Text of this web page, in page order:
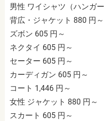
男性 ワイシャツ（ハンガ
背広・ジャケット 880 円～
ズボン 605 円～
ネクタイ 605 円～
セーター 605 円～
カーディガン 605 円～
コート 1,446 円～
女性 ジャケット 880 円～
スカート 605 円～